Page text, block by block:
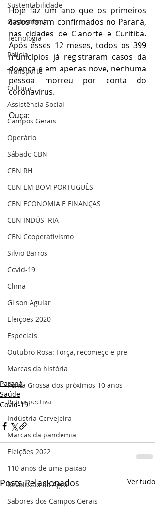
Sustentabilidade
Gastronomia
Tecnologia
Polícia
Transporte
Cultura
Assistência Social
Campos Gerais
Operário
Sábado CBN
CBN RH
CBN EM BOM PORTUGUÊS
CBN ECONOMIA E FINANÇAS
CBN INDÚSTRIA
CBN Cooperativismo
Silvio Barros
Covid-19
Clima
Gilson Aguiar
Eleições 2020
Especiais
Outubro Rosa: Força, recomeço e pre
Marcas da história
Ponta Grossa dos próximos 10 anos
Retrospectiva
Indústria Cervejeira
Marcas da pandemia
Eleições 2022
110 anos de uma paixão
Revolução do Agro
Sabores dos Campos Gerais
Hoje faz um ano que os primeiros
casos foram confirmados no Paraná,
nas cidades de Cianorte e Curitiba.
Após esses 12 meses, todos os 399
municípios já registraram casos da
doença e em apenas nove, nenhuma
pessoa morreu por conta do
coronavírus.
Ouça:
Paraná
Saúde
Covid-19
Posts Relacionados Ver tudo